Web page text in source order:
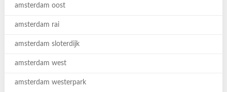
amsterdam oost
amsterdam rai
amsterdam sloterdijk
amsterdam west
amsterdam westerpark